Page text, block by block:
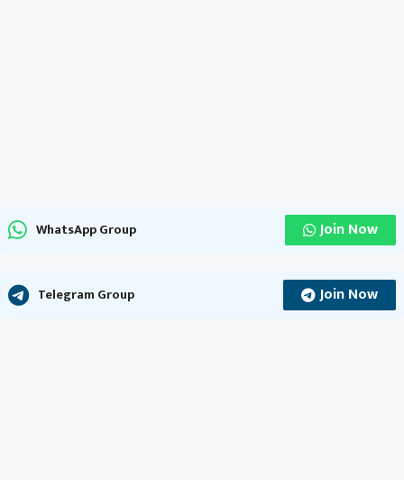
WhatsApp Group Join Now
Telegram Group Join Now